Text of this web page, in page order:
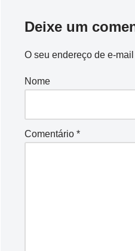
Deixe um
O seu endereço de e-
Nome
Comentário *